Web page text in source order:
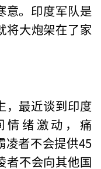
意。印度军队是
将大炮架在了家
，最近谈到印度
情绪激动，痛
者不会提供45
者不会向其他国